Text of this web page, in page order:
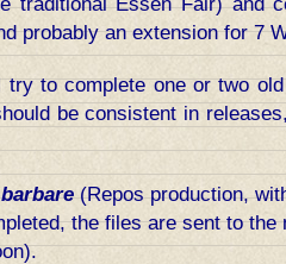
probably an extension for 7
to complete one or two
be consistent in
(Repos production,
the files are sent to the